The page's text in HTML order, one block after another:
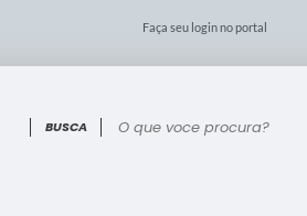
Faça seu login no portal
O que voce procura?